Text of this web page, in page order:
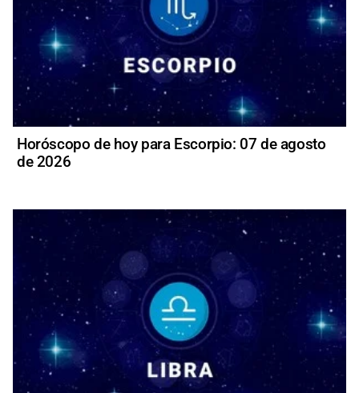
Horóscopo de hoy para Escorpio: 07 de agosto
de 2026